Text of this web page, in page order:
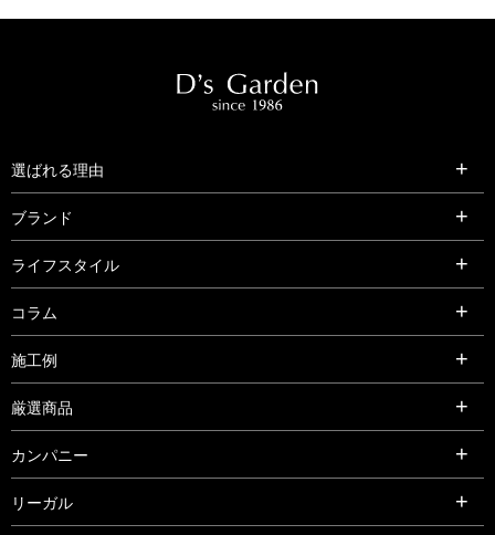
選ばれる理由
ブランド
ライフスタイル
コラム
施工例
厳選商品
カンパニー
リーガル